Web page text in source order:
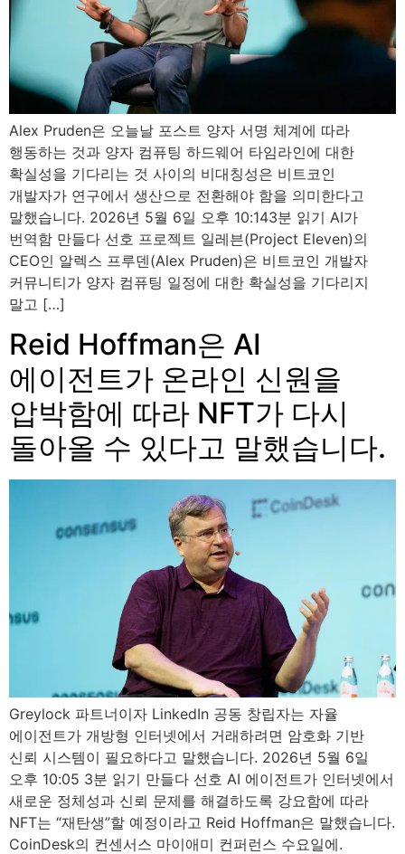
Alex Pruden은 오늘날 포스트 양자 서명 체계에 따라
행동하는 것과 양자 컴퓨팅 하드웨어 타임라인에 대한
확실성을 기다리는 것 사이의 비대칭성은 비트코인 ​​
개발자가 연구에서 생산으로 전환해야 함을 의미한다고
말했습니다. 2026년 5월 6일 오후 10:143분 읽기 AI가
번역함 만들다 선호 프로젝트 일레븐(Project Eleven)의
CEO인 알렉스 프루덴(Alex Pruden)은 비트코인 ​​개발자
커뮤니티가 양자 컴퓨팅 일정에 대한 확실성을 기다리지
말고 […]
Reid Hoffman은 AI
에이전트가 온라인 신원을
압박함에 따라 NFT가 다시
돌아올 수 있다고 말했습니다.
Greylock 파트너이자 LinkedIn 공동 창립자는 자율
에이전트가 개방형 인터넷에서 거래하려면 암호화 기반
신뢰 시스템이 필요하다고 말했습니다. 2026년 5월 6일
오후 10:05 3분 읽기 만들다 선호 AI 에이전트가 인터넷에서
새로운 정체성과 신뢰 문제를 해결하도록 강요함에 따라
NFT는 “재탄생”할 예정이라고 Reid Hoffman은 말했습니다.
CoinDesk의 컨센서스 마이애미 컨퍼런스 수요일에.